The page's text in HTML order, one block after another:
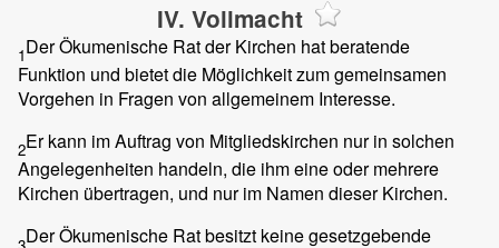
IV. Vollmacht
1Der Ökumenische Rat der Kirchen hat beratende
Funktion und bietet die Möglichkeit zum gemeinsamen
Vorgehen in Fragen von allgemeinem Interesse.
2Er kann im Auftrag von Mitgliedskirchen nur in solchen
Angelegenheiten handeln, die ihm eine oder mehrere
Kirchen übertragen, und nur im Namen dieser Kirchen.
Der Ökumenische Rat besitzt keine gesetzgebende